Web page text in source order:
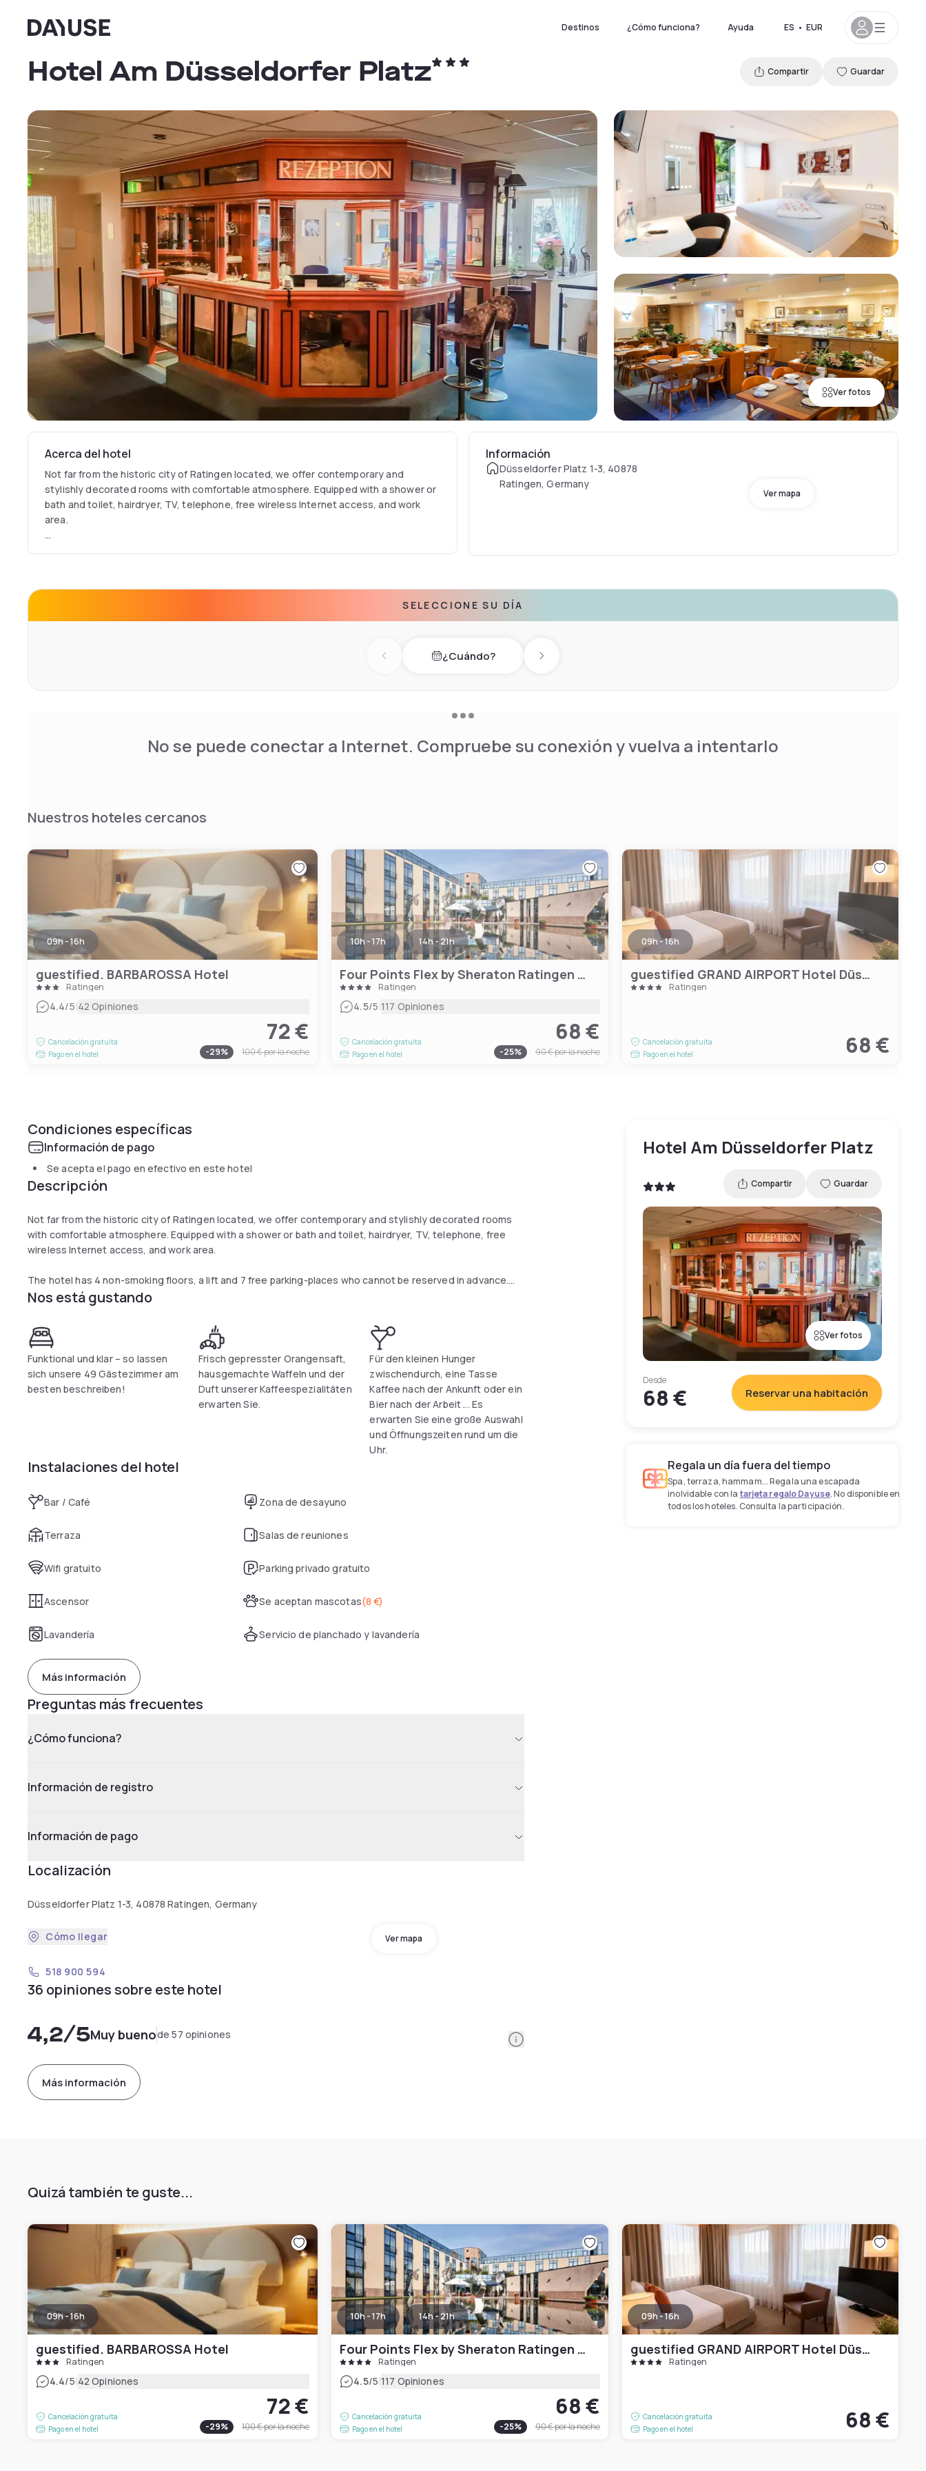
Dayuse Destinos ¿Cómo funciona? Ayuda ES • EUR
Ver fotos
Hotel Am Düsseldorfer Platz Compartir Guardar
Acerca del hotel
Not far from the historic city of Ratingen located, we offer contemporary and
stylishly decorated rooms with comfortable atmosphere. Equipped with a shower or
bath and toilet, hairdryer, TV, telephone, free wireless Internet access, and work
area.
Información
Düsseldorfer Platz 1-3, 40878
Ratingen, Germany
Ver mapa
SELECCIONE SU DÍA
Previous day¿Cuándo? Next day
No se puede conectar a Internet. Compruebe su conexión y vuelva a intentarlo
Nuestros hoteles cercanos
09h - 16h
guestified. BARBAROSSA Hotel
Ratingen
4.4/5|42 Opiniones
Cancelación gratuita
Pago en el hotel
72 €
-29% 100 €por la noche
10h - 17h 14h - 21h
Four Points Flex by Sheraton Ratingen Düsseldorf Airport
Ratingen
4.5/5|117 Opiniones
Cancelación gratuita
Pago en el hotel
68 €
-25% 90 €por la noche
09h - 16h
guestified GRAND AIRPORT Hotel Düsseldorf Ratingen
Ratingen
Cancelación gratuita
Pago en el hotel
68 €
Condiciones específicas
Información de pago
Se acepta el pago en efectivo en este hotel
Descripción
Not far from the historic city of Ratingen located, we offer contemporary and stylishly decorated rooms
with comfortable atmosphere. Equipped with a shower or bath and toilet, hairdryer, TV, telephone, free
wireless Internet access, and work area.
The hotel has 4 non-smoking floors, a lift and 7 free parking-places who cannot be reserved in advance.
Free public parking in front of the hotel or a public garage at costs diagonally opposite.
Nos está gustando
Funktional und klar – so lassen
sich unsere 49 Gästezimmer am
besten beschreiben!
Frisch gepresster Orangensaft,
hausgemachte Waffeln und der
Duft unserer Kaffeespezialitäten
erwarten Sie.
Für den kleinen Hunger
zwischendurch, eine Tasse
Kaffee nach der Ankunft oder ein
Bier nach der Arbeit ... Es
erwarten Sie eine große Auswahl
und Öffnungszeiten rund um die
Uhr.
Instalaciones del hotel
Bar / Café Zona de desayuno
Terraza Salas de reuniones
Wifi gratuito Parking privado gratuito
Ascensor Se aceptan mascotas(8 €)
Lavandería Servicio de planchado y lavandería
Más información
Preguntas más frecuentes
¿Cómo funciona?
Información de registro
Información de pago
Localización
Düsseldorfer Platz 1-3, 40878 Ratingen, Germany
Ver mapa
Cómo llegar
518 900 594
36 opiniones sobre este hotel
4,2/5Muy buenode 57 opiniones Information
Más información
Hotel Am Düsseldorfer Platz
Compartir Guardar
Ver fotos
Desde
68 € Reservar una habitación
Regala un día fuera del tiempo
Spa, terraza, hammam... Regala una escapada
inolvidable con latarjeta regalo Dayuse. No disponible en
todos los hoteles. Consulta la participación.
Quizá también te guste...
09h - 16h
guestified. BARBAROSSA Hotel
Ratingen
4.4/5|42 Opiniones
Cancelación gratuita
Pago en el hotel
72 €
-29% 100 €por la noche
10h - 17h 14h - 21h
Four Points Flex by Sheraton Ratingen Düsseldorf Airport
Ratingen
4.5/5|117 Opiniones
Cancelación gratuita
Pago en el hotel
68 €
-25% 90 €por la noche
09h - 16h
guestified GRAND AIRPORT Hotel Düsseldorf Ratingen
Ratingen
Cancelación gratuita
Pago en el hotel
68 €